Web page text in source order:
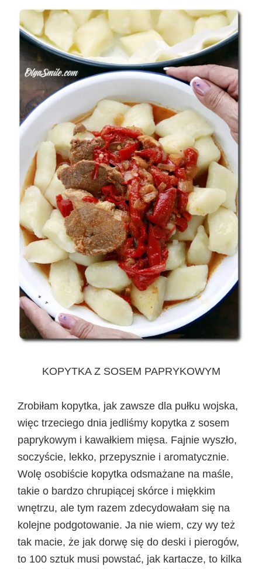
KOPYTKA Z SOSEM PAPRYKOWYM
Zrobiłam kopytka, jak zawsze dla pułku wojska,
więc trzeciego dnia jedliśmy kopytka z sosem
paprykowym i kawałkiem mięsa. Fajnie wyszło,
soczyście, lekko, przepysznie i aromatycznie.
Wolę osobiście kopytka odsmażane na maśle,
takie o bardzo chrupiącej skórce i miękkim
wnętrzu, ale tym razem zdecydowałam się na
kolejne podgotowanie. Ja nie wiem, czy wy też
tak macie, że jak dorwę się do deski i pierogów,
to 100 sztuk musi powstać, jak kartacze, to kilka